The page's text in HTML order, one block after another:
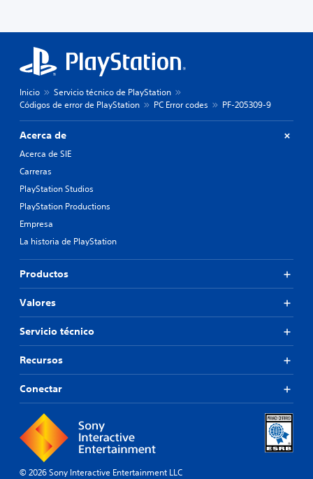
Inicio
Servicio técnico de PlayStation
Códigos de error de PlayStation
PC Error codes PF-205309-9
Acerca de
Acerca de SIE
Carreras
PlayStation Studios
PlayStation Productions
Empresa
La historia de PlayStation
Productos
Valores
Servicio técnico
Recursos
Conectar
© 2026 Sony Interactive Entertainment LLC